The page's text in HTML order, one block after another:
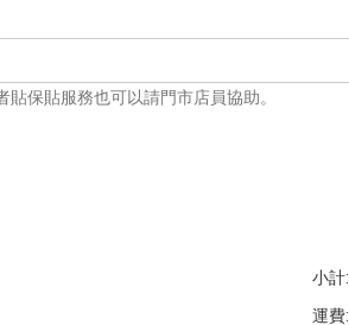
保貼服務也可以請門市店員協助。
小計:
運費: